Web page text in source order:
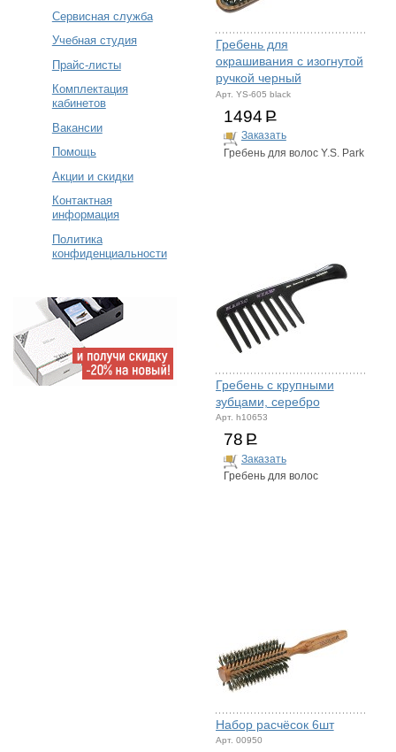
Сервисная служба
Учебная студия
Прайс-листы
Комплектация
кабинетов
Вакансии
Помощь
Акции и скидки
Контактная
информация
Политика
конфиденциальности
Гребень для
окрашивания с изогнутой
ручкой черный
Арт. YS-605 black
1494 Р
Заказать
Гребень для волос Y.S. Park
Гребень с крупными
зубцами, серебро
Арт. h10653
78 Р
Заказать
Гребень для волос
Набор расчёсок 6шт
Арт. 00950